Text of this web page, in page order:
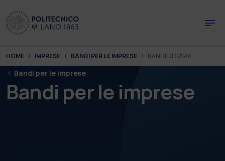
You are here:
HOME IMPRESE BANDI PER LE IMPRESE BANDI DI GARA
Bandi per le imprese
Bandi per le imprese